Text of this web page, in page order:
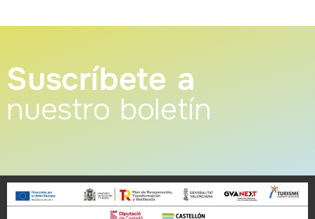
Suscríbete a
nuestro boletín